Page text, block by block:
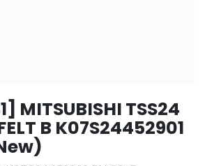
MITSUBISHI TSS24
B K07S24452901